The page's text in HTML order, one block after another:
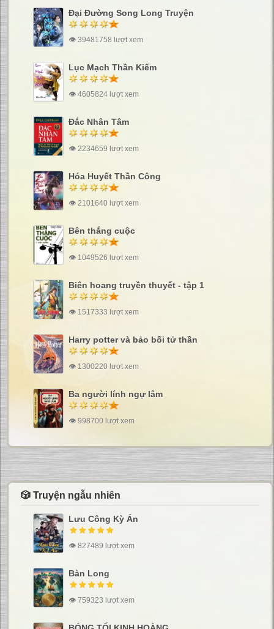
Đại Đường Song Long Truyện
👁 39481758 lượt xem
Lục Mạch Thần Kiếm
👁 4605824 lượt xem
Đắc Nhân Tâm
👁 2234659 lượt xem
Hóa Huyết Thần Công
👁 2101640 lượt xem
Bên thắng cuộc
👁 1049526 lượt xem
Biên hoang truyền thuyết - tập 1
👁 1517333 lượt xem
Harry potter và bảo bối tử thần
👁 1300220 lượt xem
Ba người lính ngự lâm
👁 998700 lượt xem
🎲 Truyện ngẫu nhiên
Lưu Công Kỳ Án
👁 827489 lượt xem
Bàn Long
👁 759323 lượt xem